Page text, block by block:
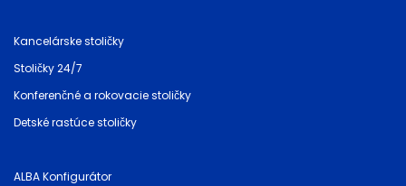
Kancelárske stoličky
Stoličky 24/7
Konferenčné a rokovacie stoličky
Detské rastúce stoličky
ALBA Konfigurátor